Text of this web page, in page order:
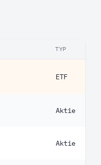
TYP
ETF
Aktie
Aktie